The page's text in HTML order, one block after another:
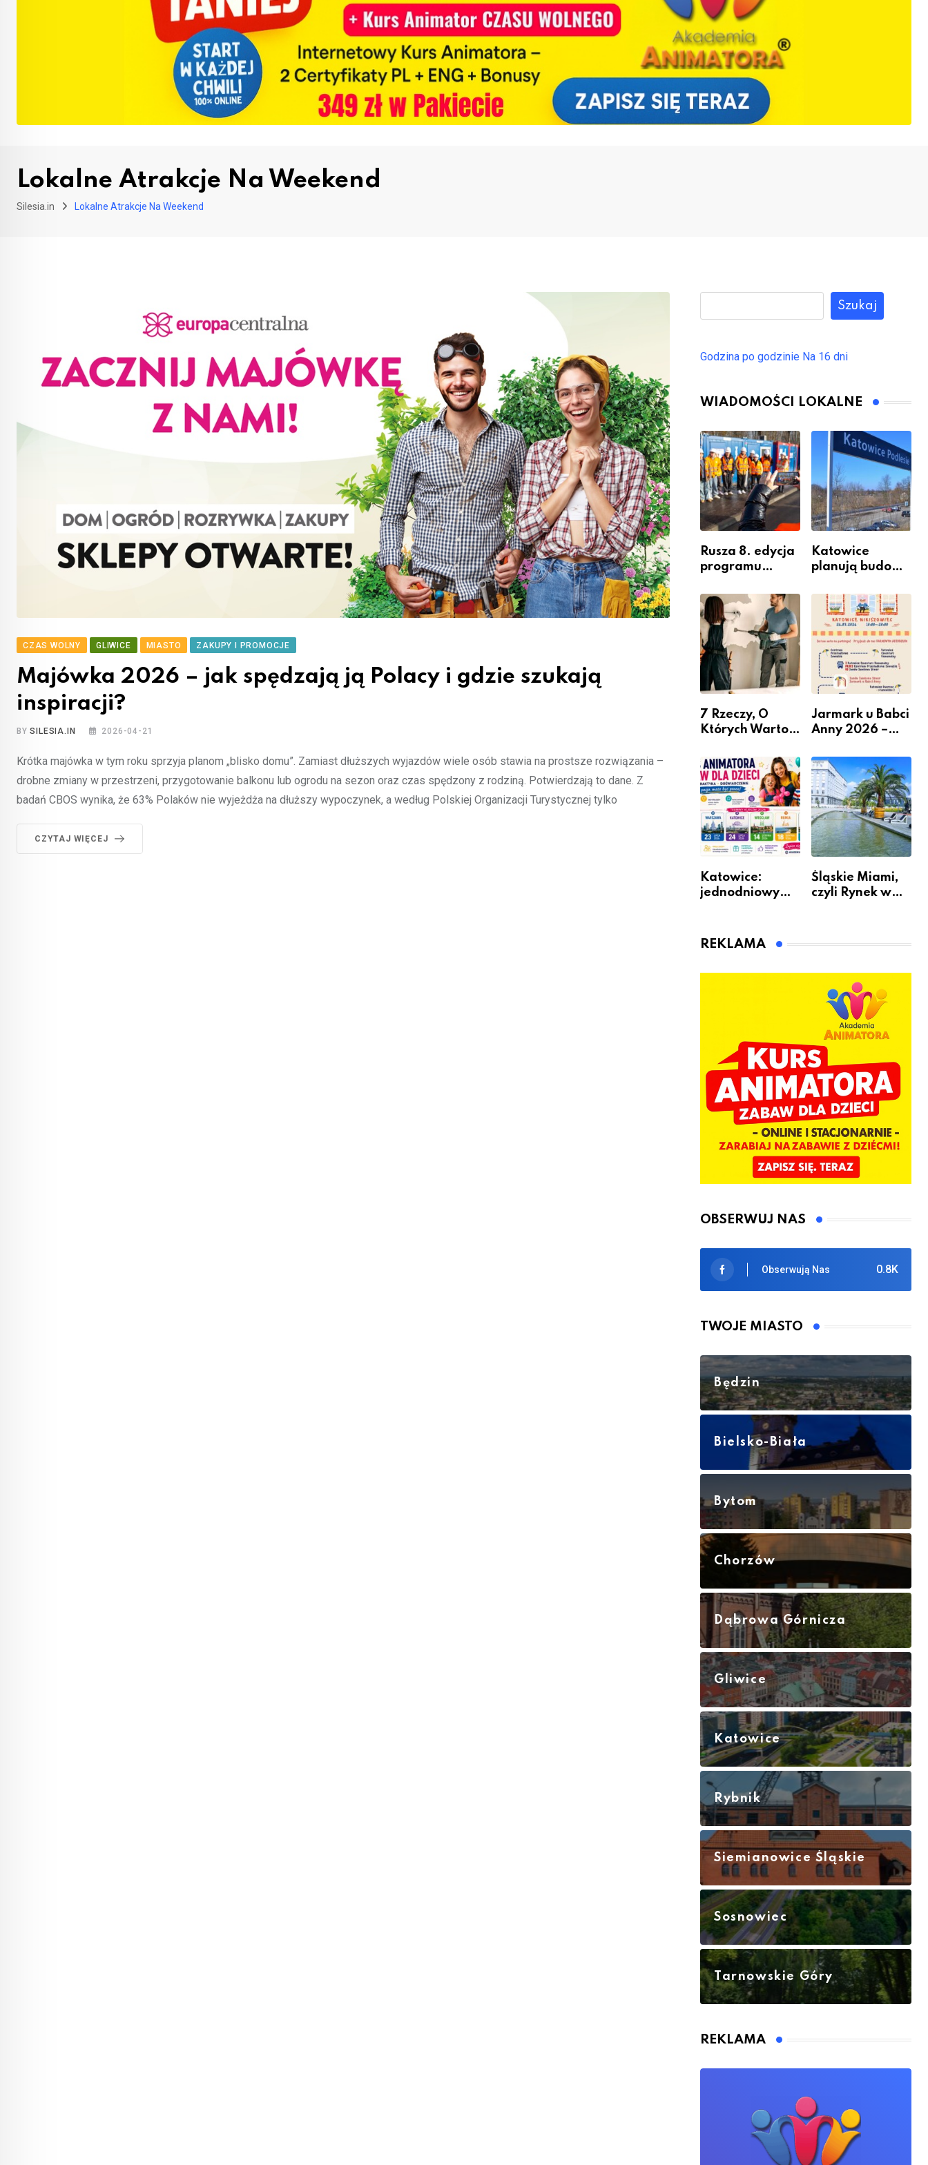
Lokalne Atrakcje Na Weekend
Silesia.in Lokalne Atrakcje Na Weekend
CZAS WOLNY GLIWICE MIASTO ZAKUPY I PROMOCJE
Majówka 2026 – jak spędzają ją Polacy i gdzie szukają
inspiracji?
BYSILESIA.IN 2026-04-21
Krótka majówka w tym roku sprzyja planom „blisko domu”. Zamiast dłuższych wyjazdów wiele osób stawia na prostsze rozwiązania –
drobne zmiany w przestrzeni, przygotowanie balkonu lub ogrodu na sezon oraz czas spędzony z rodziną. Potwierdzają to dane. Z
badań CBOS wynika, że 63% Polaków nie wyjeżdża na dłuższy wypoczynek, a według Polskiej Organizacji Turystycznej tylko
CZYTAJ WIĘCEJ
Szukaj
Godzina po godzinie Na 16 dni
WIADOMOŚCI LOKALNE
Rusza 8. edycja
programu
Miastem
Fachowców” –
nabór dla
przedsiębiorców
Katowice
planują budowę
przesiadkoweg
o w Podlesiu
7 Rzeczy, O
Których Warto
Remontem
Mieszkania
Jarmark u Babci
Anny 2026 –
Katowice:
jednodniowy
animatora
Śląskie Miami,
czyli Rynek w
REKLAMA
OBSERWUJ NAS
0.8K
Obserwują Nas
TWOJE MIASTO
Będzin
Bielsko-Biała
Bytom
Chorzów
Dąbrowa Górnicza
Gliwice
Katowice
Rybnik
Siemianowice Śląskie
Sosnowiec
Tarnowskie Góry
REKLAMA